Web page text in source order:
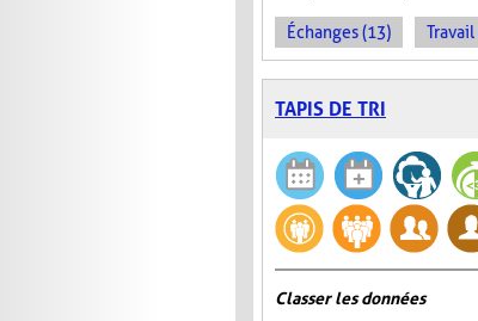
Échanges (13)
TAPIS DE TRI
Classer les données